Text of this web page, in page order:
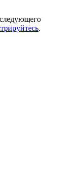
.